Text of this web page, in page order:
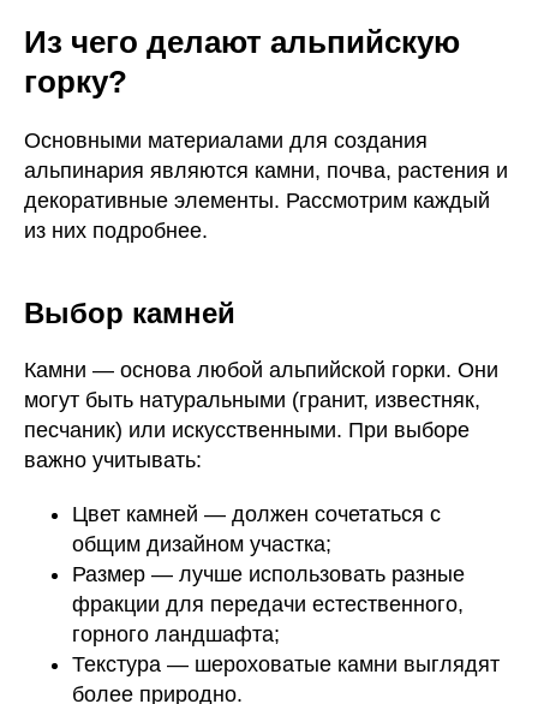
Из чего делают альпийскую
горку?
Основными материалами для создания
альпинария являются камни, почва, растения и
декоративные элементы. Рассмотрим каждый
из них подробнее.
Выбор камней
Камни — основа любой альпийской горки. Они
могут быть натуральными (гранит, известняк,
песчаник) или искусственными. При выборе
важно учитывать:
Цвет камней — должен сочетаться с
общим дизайном участка;
Размер — лучше использовать разные
фракции для передачи естественного,
горного ландшафта;
Текстура — шероховатые камни выглядят
более природно.